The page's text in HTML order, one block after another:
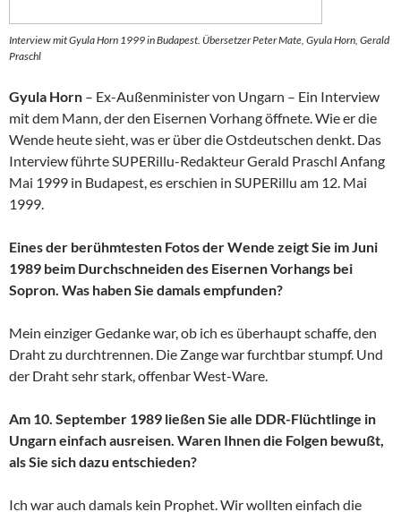
Interview mit Gyula Horn 1999 in Budapest. Übersetzer Peter Mate, Gyula Horn, Gerald
Praschl
Gyula Horn – Ex-Außenminister von Ungarn – Ein Interview
mit dem Mann, der den Eisernen Vorhang öffnete. Wie er die
Wende heute sieht, was er über die Ostdeutschen denkt. Das
Interview führte SUPERillu-Redakteur Gerald Praschl Anfang
Mai 1999 in Budapest, es erschien in SUPERillu am 12. Mai
1999.
Eines der berühmtesten Fotos der Wende zeigt Sie im Juni
1989 beim Durchschneiden des Eisernen Vorhangs bei
Sopron. Was haben Sie damals empfunden?
Mein einziger Gedanke war, ob ich es überhaupt schaffe, den
Draht zu durchtrennen. Die Zange war furchtbar stumpf. Und
der Draht sehr stark, offenbar West-Ware.
Am 10. September 1989 ließen Sie alle DDR-Flüchtlinge in
Ungarn einfach ausreisen. Waren Ihnen die Folgen bewußt,
als Sie sich dazu entschieden?
Ich war auch damals kein Prophet. Wir wollten einfach die